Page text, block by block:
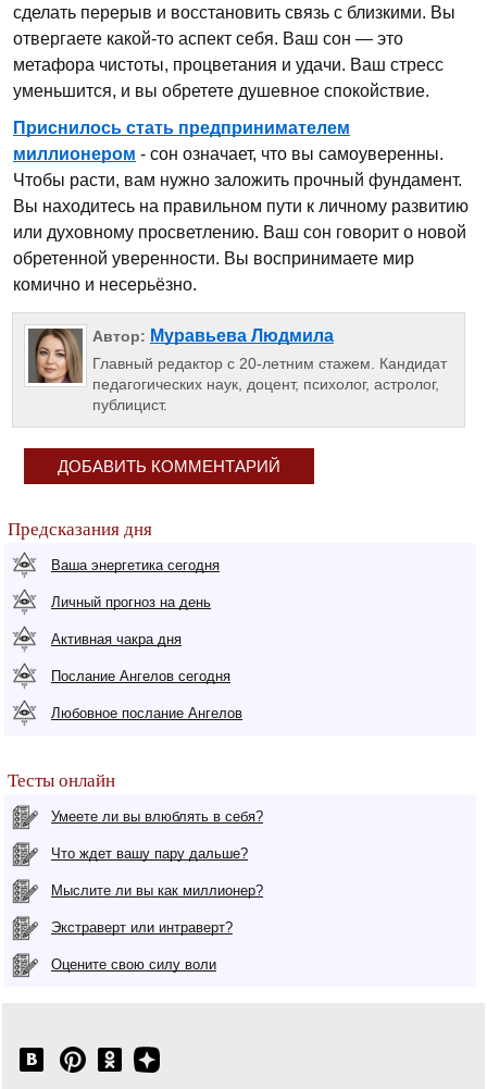
сделать перерыв и восстановить связь с близкими. Вы
отвергаете какой-то аспект себя. Ваш сон — это
метафора чистоты, процветания и удачи. Ваш стресс
уменьшится, и вы обретете душевное спокойствие.
Приснилось стать предпринимателем
миллионером - сон означает, что вы самоуверенны.
Чтобы расти, вам нужно заложить прочный фундамент.
Вы находитесь на правильном пути к личному развитию
или духовному просветлению. Ваш сон говорит о новой
обретенной уверенности. Вы воспринимаете мир
комично и несерьёзно.
Автор: Муравьева Людмила
Главный редактор с 20-летним стажем. Кандидат
педагогических наук, доцент, психолог, астролог,
публицист.
ДОБАВИТЬ КОММЕНТАРИЙ
Предсказания дня
Ваша энергетика сегодня
Личный прогноз на день
Активная чакра дня
Послание Ангелов сегодня
Любовное послание Ангелов
Тесты онлайн
Умеете ли вы влюблять в себя?
Что ждет вашу пару дальше?
Мыслите ли вы как миллионер?
Экстраверт или интраверт?
Оцените свою силу воли